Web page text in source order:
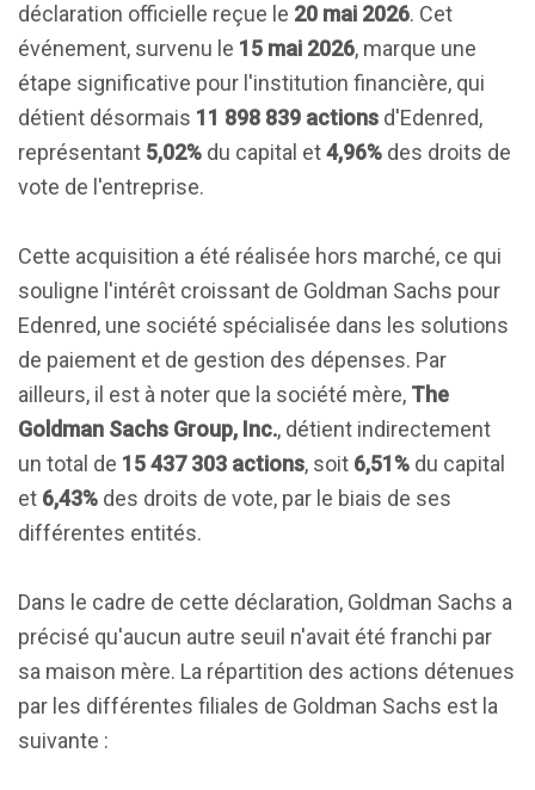
déclaration officielle reçue le 20 mai 2026. Cet
événement, survenu le 15 mai 2026, marque une
étape significative pour l'institution financière, qui
détient désormais 11 898 839 actions d'Edenred,
représentant 5,02% du capital et4,96% des droits de
vote de l'entreprise.
Cette acquisition a été réalisée hors marché, ce qui
souligne l'intérêt croissant de Goldman Sachs pour
Edenred, une société spécialisée dans les solutions
de paiement et de gestion des dépenses. Par
ailleurs, il est à noter que la société mère, The
Goldman Sachs Group, Inc., détient indirectement
un total de 15 437 303 actions, soit 6,51% du capital
et 6,43% des droits de vote, par le biais de ses
différentes entités.
Dans le cadre de cette déclaration, Goldman Sachs a
précisé qu'aucun autre seuil n'avait été franchi par
sa maison mère. La répartition des actions détenues
par les différentes filiales de Goldman Sachs est la
suivante :